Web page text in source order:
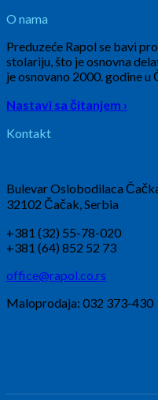
O nama
Preduzeće Rapol se bavi
stolariju, što je osnovna
je osnovano 2000. godine
Nastavi sa čitanjem ›
Kontakt
Bulevar Oslobodilaca
32102 Čačak, Serbia
+381 (32) 55-78-020
+381 (64) 852 52 73
office@rapol.co.rs
Maloprodaja: 032 373-430